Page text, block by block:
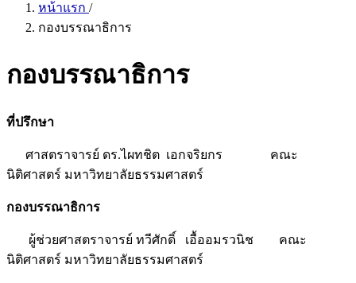
หน้าแรก /
กองบรรณาธิการ
กองบรรณาธิการ
ที่ปรึกษา
ศาสตราจารย์ ดร.ไผทชิต เอกจริยกร คณะ
นิติศาสตร์ มหาวิทยาลัยธรรมศาสตร์
กองบรรณาธิการ
ผู้ช่วยศาสตราจารย์ ทวีศักดิ์ เอื้ออมรวนิช คณะ
นิติศาสตร์ มหาวิทยาลัยธรรมศาสตร์